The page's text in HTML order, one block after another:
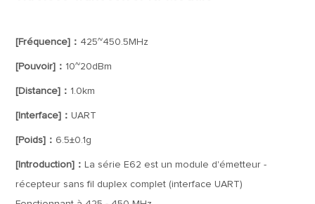
[Fréquence]： 425~450.5MHz
[Pouvoir]： 10~20dBm
[Distance]： 1.0km
[Interface]：UART
[Poids]： 6.5±0.1g
[Introduction]： La série E62 est un module d'émetteur -
récepteur sans fil duplex complet (interface UART)